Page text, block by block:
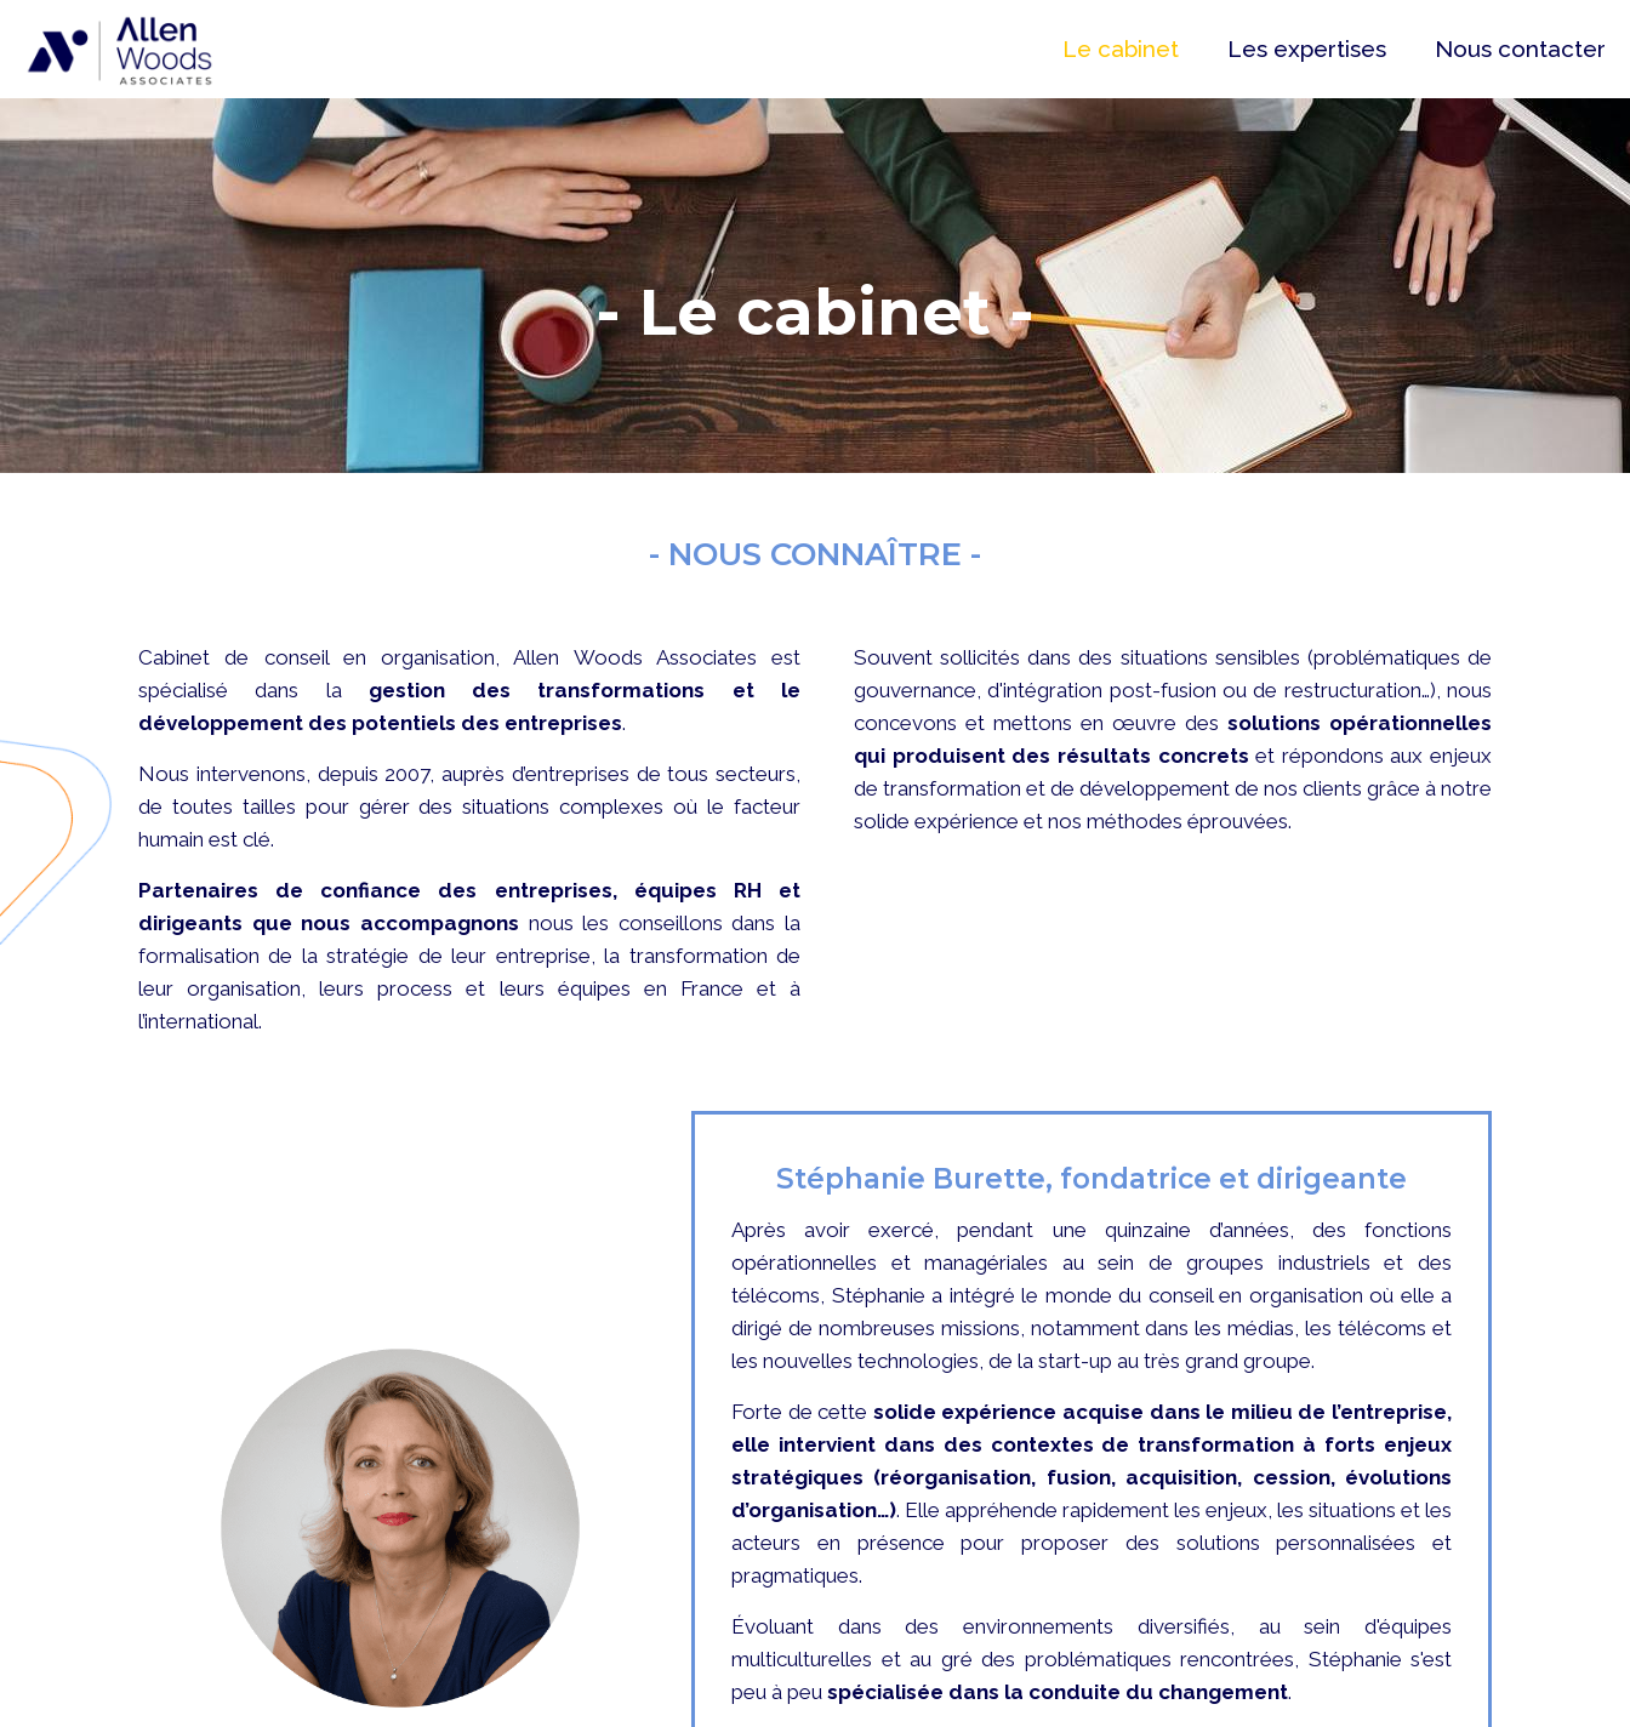
Le cabinet Les expertises Nous contacter
- Le cabinet -
- NOUS CONNAÎTRE -
Cabinet de conseil en organisation, Allen Woods Associates est
spécialisé dans la gestion des transformations et le
développement des potentiels des entreprises.
Nous intervenons, depuis 2007, auprès d’entreprises de tous secteurs,
de toutes tailles pour gérer des situations complexes où le facteur
humain est clé.
Partenaires de confiance des entreprises, équipes RH et
dirigeants que nous accompagnons nous les conseillons dans la
formalisation de la stratégie de leur entreprise, la transformation de
leur organisation, leurs process et leurs équipes en France et à
l’international.
Souvent sollicités dans des situations sensibles (problématiques de
gouvernance, d'intégration post-fusion ou de restructuration…), nous
concevons et mettons en œuvre des solutions opérationnelles
qui produisent des résultats concrets et répondons aux enjeux
de transformation et de développement de nos clients grâce à notre
solide expérience et nos méthodes éprouvées.
Stéphanie Burette, fondatrice et dirigeante
Après avoir exercé, pendant une quinzaine d’années, des fonctions
opérationnelles et managériales au sein de groupes industriels et des
télécoms, Stéphanie a intégré le monde du conseil en organisation où elle a
dirigé de nombreuses missions, notamment dans les médias, les télécoms et
les nouvelles technologies, de la start-up au très grand groupe.
Forte de cette solide expérience acquise dans le milieu de l’entreprise,
elle intervient dans des contextes de transformation à forts enjeux
stratégiques (réorganisation, fusion, acquisition, cession, évolutions
d’organisation…). Elle appréhende rapidement les enjeux, les situations et les
acteurs en présence pour proposer des solutions personnalisées et
pragmatiques.
Évoluant dans des environnements diversifiés, au sein d'équipes
multiculturelles et au gré des problématiques rencontrées, Stéphanie s'est
peu à peu spécialisée dans la conduite du changement.